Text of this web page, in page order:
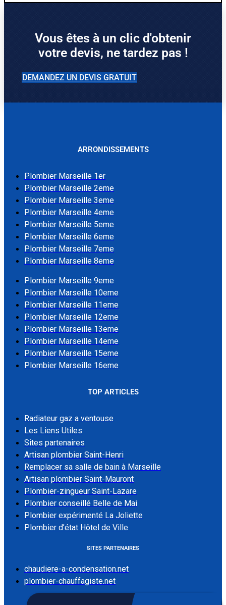
Vous êtes à un clic d'obtenir
votre devis, ne tardez pas !
DEMANDEZ UN DEVIS GRATUIT
ARRONDISSEMENTS
Plombier Marseille 1er
Plombier Marseille 2eme
Plombier Marseille 3eme
Plombier Marseille 4eme
Plombier Marseille 5eme
Plombier Marseille 6eme
Plombier Marseille 7eme
Plombier Marseille 8eme
Plombier Marseille 9eme
Plombier Marseille 10eme
Plombier Marseille 11eme
Plombier Marseille 12eme
Plombier Marseille 13eme
Plombier Marseille 14eme
Plombier Marseille 15eme
Plombier Marseille 16eme
TOP ARTICLES
Radiateur gaz a ventouse
Les Liens Utiles
Sites partenaires
Artisan plombier Saint-Henri
Remplacer sa salle de bain à Marseille
Artisan plombier Saint-Mauront
Plombier-zingueur Saint-Lazare
Plombier conseillé Belle de Mai
Plombier expérimenté La Joliette
Plombier d’état Hôtel de Ville
SITES PARTENAIRES
chaudiere-a-condensation.net
plombier-chauffagiste.net
LES LIENS UTILES